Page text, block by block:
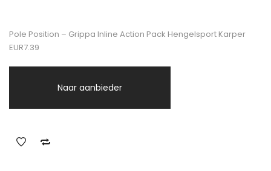
Pole Position – Grippa Inline Action Pack Hengelsport Karper
EUR7.39
Naar aanbieder